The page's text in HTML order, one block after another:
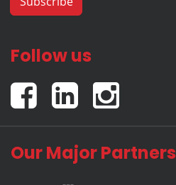
Follow us
Our Major Partners